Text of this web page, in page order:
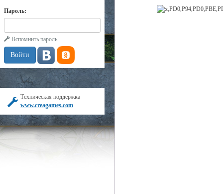
Пароль:
Вспомнить пароль
Техническая поддержка
www.creagames.com